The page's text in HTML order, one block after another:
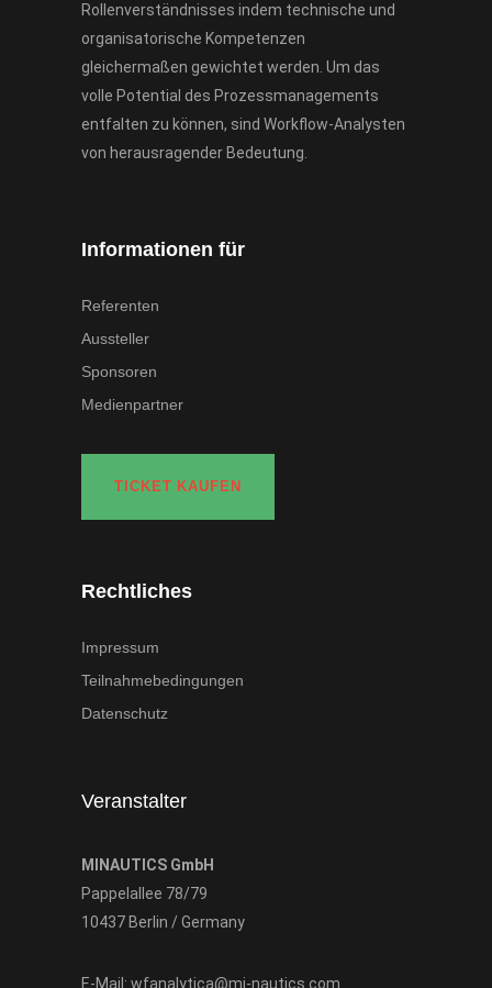
Rollenverständnisses indem technische und
organisatorische Kompetenzen
gleichermaßen gewichtet werden. Um das
volle Potential des Prozessmanagements
entfalten zu können, sind Workflow-Analysten
von herausragender Bedeutung.
Informationen für
Referenten
Aussteller
Sponsoren
Medienpartner
TICKET KAUFEN
Rechtliches
Impressum
Teilnahmebedingungen
Datenschutz
Veranstalter
MINAUTICS GmbH
Pappelallee 78/79
10437 Berlin / Germany
E-Mail: wfanalytica@mi-nautics.com